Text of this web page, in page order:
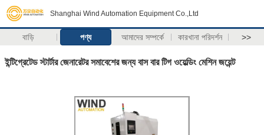
Shanghai Wind Automation Equipment Co.,Ltd
বাড়ি পণ্য আমাদের সম্পর্কে কারখানা পরিদর্শন >>
ইন্টিগ্রেটেড স্টার্টার জেনারেটর সমাবেশের জন্য বাস বার টিগ ওয়েল্ডিং মেশিন জয়েন্ট